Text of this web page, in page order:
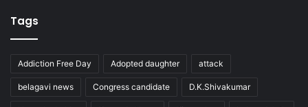
Tags
Addiction Free Day Adopted daughter attack
belagavi news Congress candidate D.K.Shivakumar